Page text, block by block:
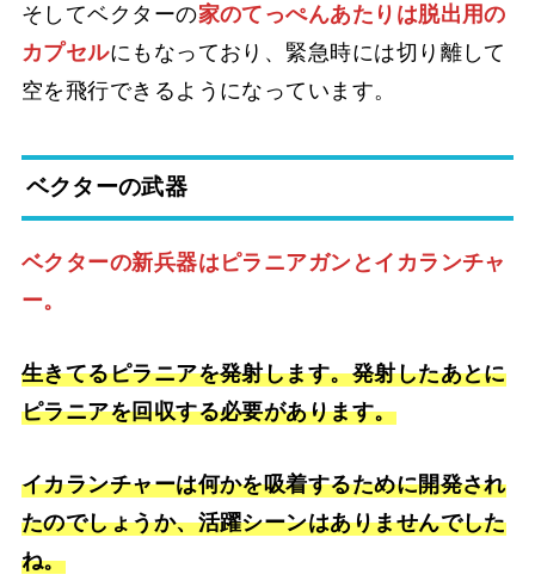
そしてベクターの家のてっぺんあたりは脱出用の
カプセルにもなっており、緊急時には切り離して
空を飛行できるようになっています。
ベクターの武器
ベクターの新兵器はピラニアガンとイカランチャ
ー。
生きてるピラニアを発射します。発射したあとに
ピラニアを回収する必要があります。
イカランチャーは何かを吸着するために開発され
たのでしょうか、活躍シーンはありませんでした
ね。